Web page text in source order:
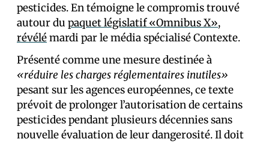
pesticides. En témoigne le compromis trouvé
autour du paquet législatif «Omnibus X»,
révélémardi par le média spécialisé Contexte.
Présenté comme une mesure destinée à
«réduire les charges réglementaires inutiles»
pesant sur les agences européennes, ce texte
prévoit de prolonger l’autorisation de certains
pesticides pendant plusieurs décennies sans
nouvelle évaluation de leur dangerosité. Il doit